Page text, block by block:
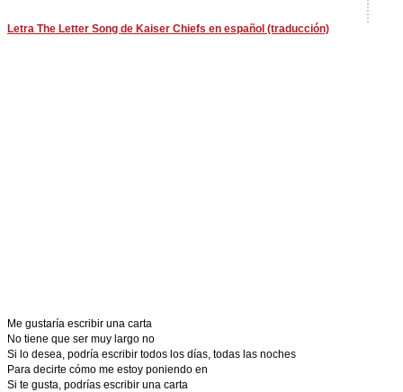
Letra The Letter Song de Kaiser Chiefs en español (traducción)
Me gustaría escribir una carta
No tiene que ser muy largo no
Si lo desea, podría escribir todos los días, todas las noches
Para decirte cómo me estoy poniendo en
Si te gusta, podrías escribir una carta